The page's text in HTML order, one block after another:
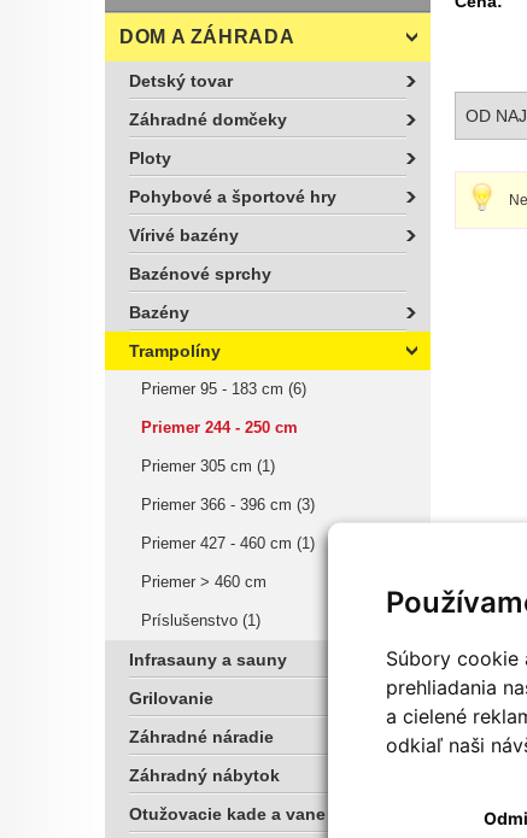
Súbory cookie
prehliadania
a cielené
odkiaľ naši
OD
DOM A ZÁHRADA
Detský tovar
Záhradné domčeky
Ploty
Pohybové a športové hry
Vírivé bazény
Bazénové sprchy
Bazény
Trampolíny
Priemer 95 - 183 cm (6)
Priemer 244 - 250 cm
Priemer 305 cm (1)
Priemer 366 - 396 cm (3)
Priemer 427 - 460 cm (1)
Priemer > 460 cm
Príslušenstvo (1)
Infrasauny a sauny
Grilovanie
Záhradné náradie
Záhradný nábytok
Otužovacie kade a vane